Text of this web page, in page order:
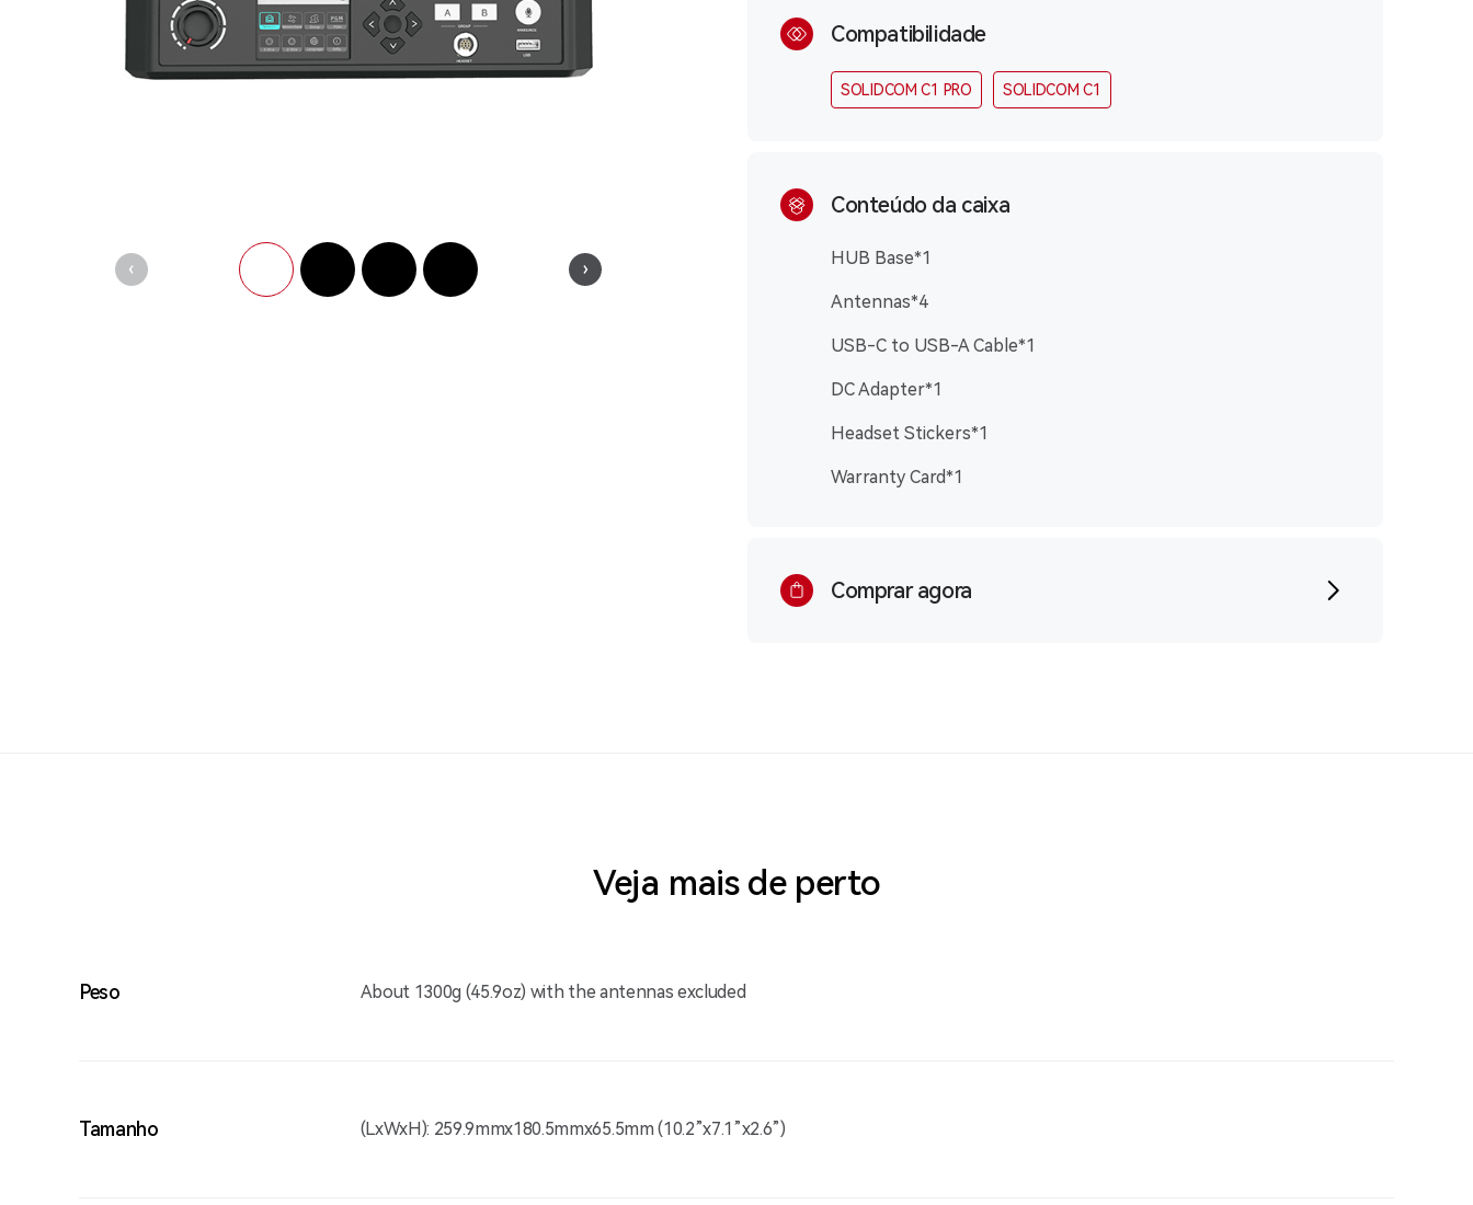
Compatibilidade
SOLIDCOM C1 PRO SOLIDCOM C1
Conteúdo da caixa
HUB Base*1
Antennas*4
USB-C to USB-A Cable*1
DC Adapter*1
Headset Stickers*1
Warranty Card*1
Comprar agora
Veja mais de perto
Peso About 1300g (45.9oz) with the antennas excluded
Tamanho (LxWxH): 259.9mmx180.5mmx65.5mm (10.2”x7.1”x2.6”)